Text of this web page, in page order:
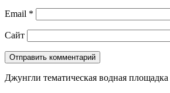
Email *
Сайт
Джунгли тематическая водная площадка